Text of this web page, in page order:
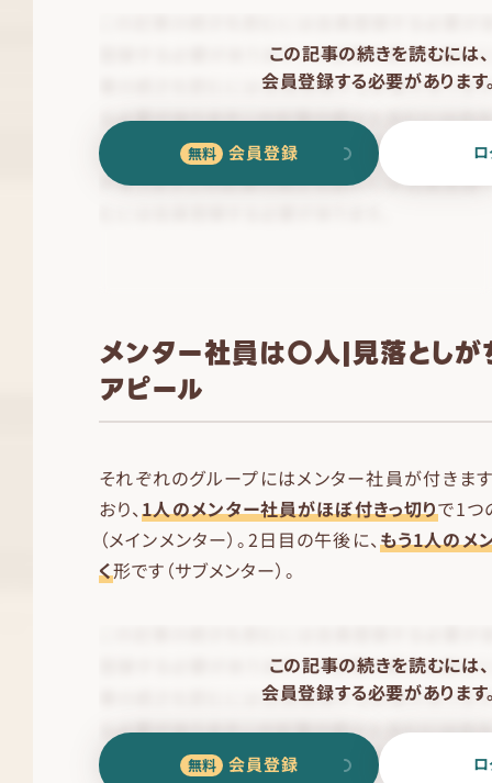
この記事の続きを読むには、
会員登録する必要があります
会員登録
メンター社員は〇人|見落とし
アピール
それぞれのグループにはメンター社員が付きま
おり、1人のメンター社員がほぼ付きっ切りで1つ
（メインメンター）。2日目の午後に、もう1人のメ
く形です（サブメンター）。
この記事の続きを読むには、
会員登録する必要があります
会員登録